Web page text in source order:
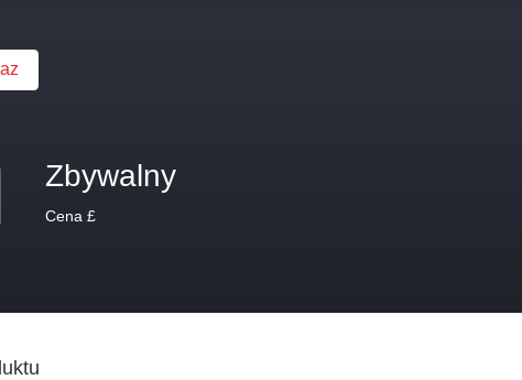
Zbywalny
Cena £